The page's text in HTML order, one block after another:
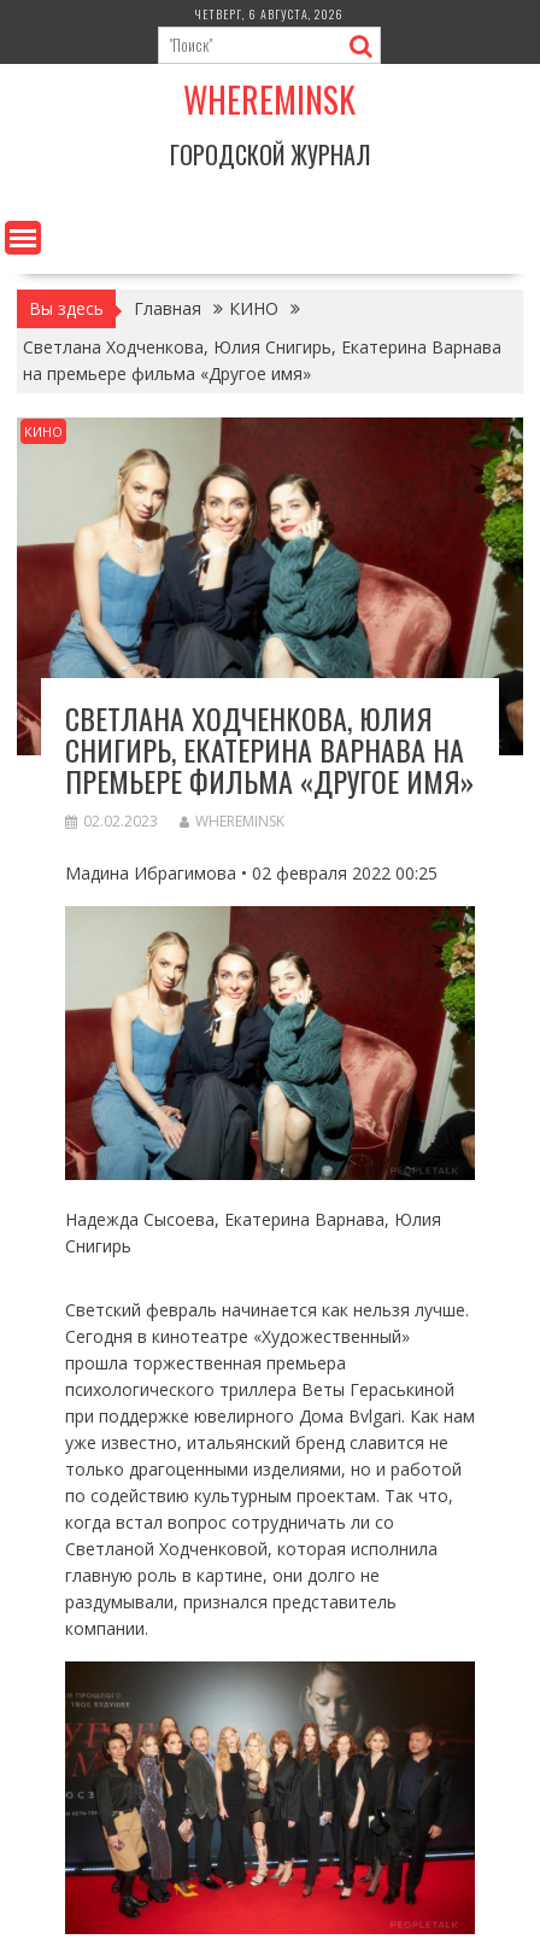
содержимому
ЧЕТВЕРГ, 6 АВГУСТА, 2026
WHEREMINSK
ГОРОДСКОЙ ЖУРНАЛ
Вы здесь Главная
КИНО
Светлана Ходченкова, Юлия Снигирь, Екатерина Варнава
на премьере фильма «Другое имя»
КИНО
СВЕТЛАНА ХОДЧЕНКОВА, ЮЛИЯ
СНИГИРЬ, ЕКАТЕРИНА ВАРНАВА НА
ПРЕМЬЕРЕ ФИЛЬМА «ДРУГОЕ ИМЯ»
02.02.2023 WHEREMINSK
Мадина Ибрагимова • 02 февраля 2022 00:25
Надежда Сысоева, Екатерина Варнава, Юлия
Снигирь
Светский февраль начинается как нельзя лучше.
Сегодня в кинотеатре «Художественный»
прошла торжественная премьера
психологического триллера Веты Гераськиной
при поддержке ювелирного Дома Bvlgari. Как нам
уже известно, итальянский бренд славится не
только драгоценными изделиями, но и работой
по содействию культурным проектам. Так что,
когда встал вопрос сотрудничать ли со
Светланой Ходченковой, которая исполнила
главную роль в картине, они долго не
раздумывали, признался представитель
компании.